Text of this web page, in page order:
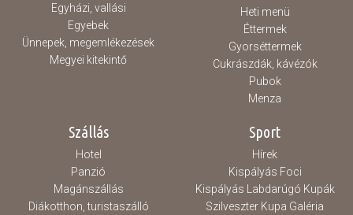
Egyházi, vallási
Egyebek
Ünnepek, megemlékezések
Megyei kitekintő
Heti menü
Éttermek
Gyorséttermek
Cukrászdák, kávézók
Pubok
Menza
Szállás
Hotel
Panzió
Magánszállás
Diákotthon, turistaszálló
Sport
Hírek
Kispályás Foci
Kispályás Labdarúgó Kupák
Szilveszter Kupa Galéria